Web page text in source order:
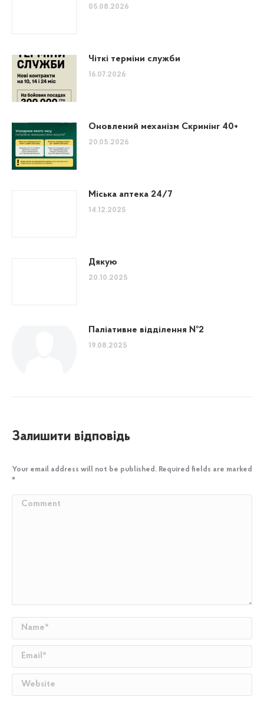
05.08.2026
Чіткі терміни служби
16.07.2026
Оновлений механізм Скринінг 40+
20.05.2026
Міська аптека 24/7
14.12.2025
Дякую
20.10.2025
Паліативне відділення №2
19.08.2025
Залишити відповідь
Your email address will not be published. Required fields are marked
*
Comment
Name *
Email *
Website